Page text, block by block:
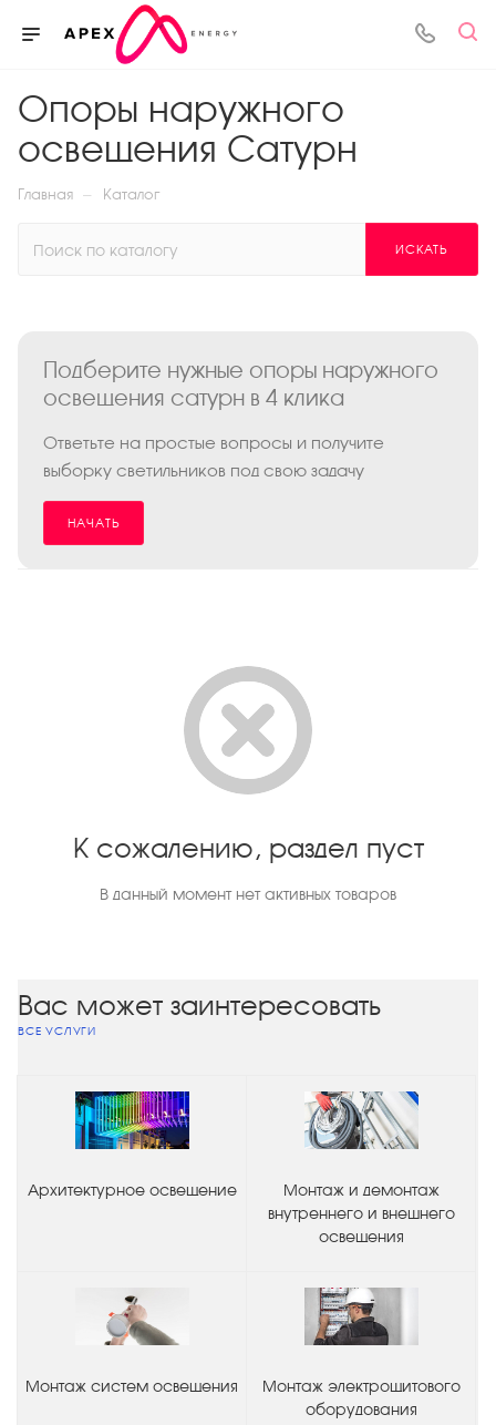
Опоры наружного
освещения Сатурн
Главная — Каталог
ИСКАТЬ
Подберите нужные опоры наружного
освещения сатурн в 4 клика
Ответьте на простые вопросы и получите
выборку светильников под свою задачу
НАЧАТЬ
К сожалению, раздел пуст
В данный момент нет активных товаров
Вас может заинтересовать
ВСЕ УСЛУГИ
Архитектурное освещение
Монтаж и демонтаж
внутреннего и внешнего
освещения
Монтаж систем освещения
Монтаж электрощитового
оборудования